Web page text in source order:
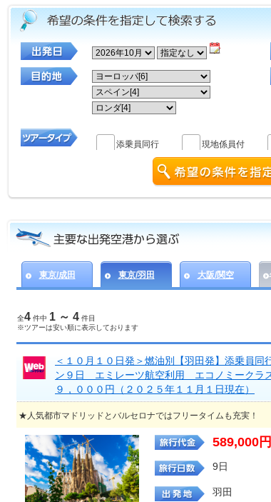
添乗員同行 現地係員付
東京/成田 東京/羽田 大阪/関空
全4 件中 1 ～ 4 件目
※ツアーは安い順に表示しております
＜１０月１０日発＞燃油別【羽田発】添乗員
ン９日 エミレーツ航空利用 エコノミークラ
９，０００円（２０２５年１１月１日現在）
★人気都市マドリッドとバルセロナではフリータイムも充実！
589,000円
9日
羽田